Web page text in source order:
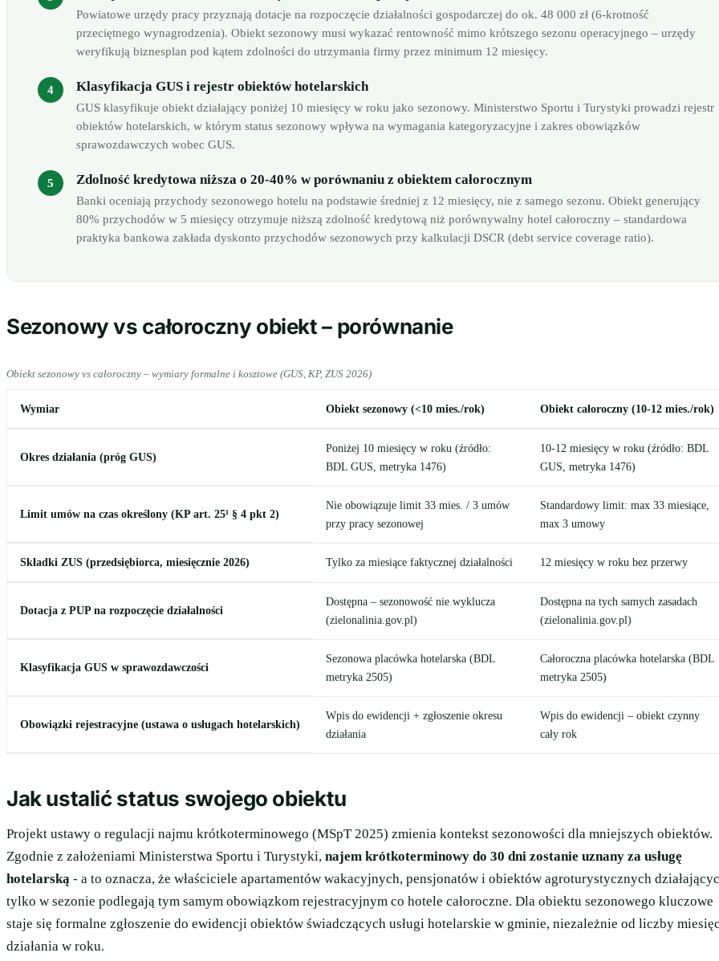
Powiatowe urzędy pracy przyznają dotacje na rozpoczęcie działalności gospodarczej do ok. 48 000 zł (6-krotność
przeciętnego wynagrodzenia). Obiekt sezonowy musi wykazać rentowność mimo krótszego sezonu operacyjnego – urzędy
weryfikują biznesplan pod kątem zdolności do utrzymania firmy przez minimum 12 miesięcy.
Klasyfikacja GUS i rejestr obiektów hotelarskich
GUS klasyfikuje obiekt działający poniżej 10 miesięcy w roku jako sezonowy. Ministerstwo Sportu i Turystyki prowadzi rejestr
obiektów hotelarskich, w którym status sezonowy wpływa na wymagania kategoryzacyjne i zakres obowiązków
sprawozdawczych wobec GUS.
Zdolność kredytowa niższa o 20-40% w porównaniu z obiektem całorocznym
Banki oceniają przychody sezonowego hotelu na podstawie średniej z 12 miesięcy, nie z samego sezonu. Obiekt generujący
80% przychodów w 5 miesięcy otrzymuje niższą zdolność kredytową niż porównywalny hotel całoroczny – standardowa
praktyka bankowa zakłada dyskonto przychodów sezonowych przy kalkulacji DSCR (debt service coverage ratio).
Sezonowy vs całoroczny obiekt – porównanie
Obiekt sezonowy vs całoroczny – wymiary formalne i kosztowe (GUS, KP, ZUS 2026)
Wymiar Obiekt sezonowy (<10 mies./rok) Obiekt całoroczny (10-12 mies./rok)
Okres działania (próg GUS)
Poniżej 10 miesięcy w roku (źródło:
BDL GUS, metryka 1476)
10-12 miesięcy w roku (źródło: BDL
GUS, metryka 1476)
Limit umów na czas określony (KP art. 25¹ § 4 pkt 2)
Nie obowiązuje limit 33 mies. / 3 umów
przy pracy sezonowej
Standardowy limit: max 33 miesiące,
max 3 umowy
Składki ZUS (przedsiębiorca, miesięcznie 2026) Tylko za miesiące faktycznej działalności 12 miesięcy w roku bez przerwy
Dotacja z PUP na rozpoczęcie działalności
Dostępna – sezonowość nie wyklucza
(zielonalinia.gov.pl)
Dostępna na tych samych zasadach
(zielonalinia.gov.pl)
Klasyfikacja GUS w sprawozdawczości
Sezonowa placówka hotelarska (BDL
metryka 2505)
Całoroczna placówka hotelarska (BDL
metryka 2505)
Obowiązki rejestracyjne (ustawa o usługach hotelarskich)
Wpis do ewidencji + zgłoszenie okresu
działania
Wpis do ewidencji – obiekt czynny
cały rok
Jak ustalić status swojego obiektu
Projekt ustawy o regulacji najmu krótkoterminowego (MSpT 2025) zmienia kontekst sezonowości dla mniejszych obiektów.
Zgodnie z założeniami Ministerstwa Sportu i Turystyki, najem krótkoterminowy do 30 dni zostanie uznany za usługę
hotelarską - a to oznacza, że właściciele apartamentów wakacyjnych, pensjonatów i obiektów agroturystycznych
tylko w sezonie podlegają tym samym obowiązkom rejestracyjnym co hotele całoroczne. Dla obiektu sezonowego kluczowe
staje się formalne zgłoszenie do ewidencji obiektów świadczących usługi hotelarskie w gminie, niezależnie od liczby
działania w roku.